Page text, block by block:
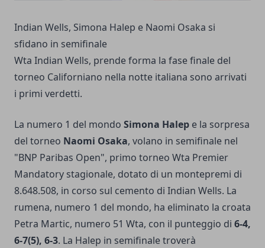
Indian Wells, Simona Halep e Naomi Osaka si
sfidano in semifinale
Wta Indian Wells, prende forma la fase finale del
torneo Californiano nella notte italiana sono arrivati
i primi verdetti.
La numero 1 del mondo Simona Halep e la sorpresa
del torneo Naomi Osaka, volano in semifinale nel
"BNP Paribas Open", primo torneo Wta Premier
Mandatory stagionale, dotato di un montepremi di
8.648.508, in corso sul cemento di Indian Wells. La
rumena, numero 1 del mondo, ha eliminato la croata
Petra Martic, numero 51 Wta, con il punteggio di 6-4,
6-7(5), 6-3. La Halep in semifinale troverà